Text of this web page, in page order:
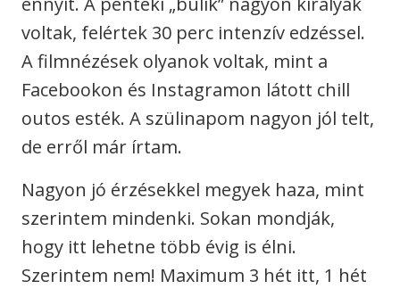
voltak, felértek 30 perc intenzív edzéssel.
A filmnézések olyanok voltak, mint a
Facebookon és Instagramon látott chill
outos esték. A szülinapom nagyon jól telt,
de erről már írtam.
Nagyon jó érzésekkel megyek haza, mint
szerintem mindenki. Sokan mondják,
hogy itt lehetne több évig is élni.
Szerintem nem! Maximum 3 hét itt, 1 hét